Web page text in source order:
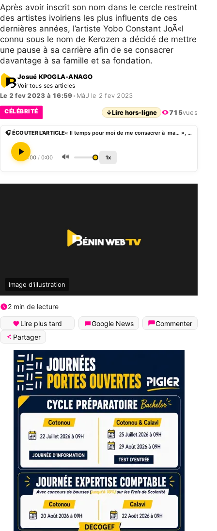
Après avoir inscrit son nom dans le cercle restreint
des artistes ivoiriens les plus influents de ces
dernières années, l’artiste Yobo Constant JoÃ«l
connu sous le nom de Kerozen a décidé de mettre
une pause à sa carrière afin de se consacrer
davantage à sa famille et sa fondation.
Josué KPOGLA-ANAGO
Voir tous ses articles
Le 2 fev 2023 à 16:59• MàJ le 2 fev 2023
CÉLÉBRITÉ ↓Lire hors-ligne 715vues
🎧 ÉCOUTER L'ARTICLE « Il temps pour moi de me consacrer à ma… », Kerozen met une pause à sa carrière
0:00 / 0:00 🔊 1x
Image d'illustration
2 min de lecture
Lire plus tard Google News
Commenter
Partager